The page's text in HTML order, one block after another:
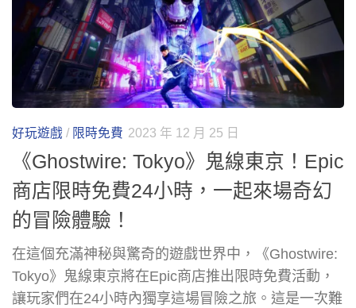
好玩遊戲 / 限時免費 2023 年 12 月 25 日
《Ghostwire: Tokyo》鬼線東京！Epic
商店限時免費24小時，一起來場奇幻
的冒險體驗！
在這個充滿神秘與驚奇的遊戲世界中，《Ghostwire:
Tokyo》鬼線東京將在Epic商店推出限時免費活動，
讓玩家們在24小時內獨享這場冒險之旅。這是一次難